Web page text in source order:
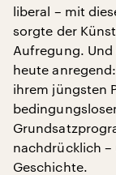
liberal – mit
sorgte der
Aufregung. Und
heute
ihrem jüngsten
nachdrücklich
Geschichte.